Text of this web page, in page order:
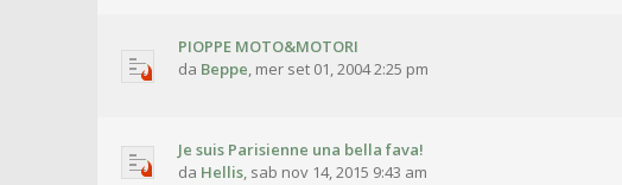
PIOPPE MOTO&MOTORI
da Beppe, mer set 01, 2004 2:25 pm
Je suis Parisienne una bella fava!
da Hellis, sab nov 14, 2015 9:43 am